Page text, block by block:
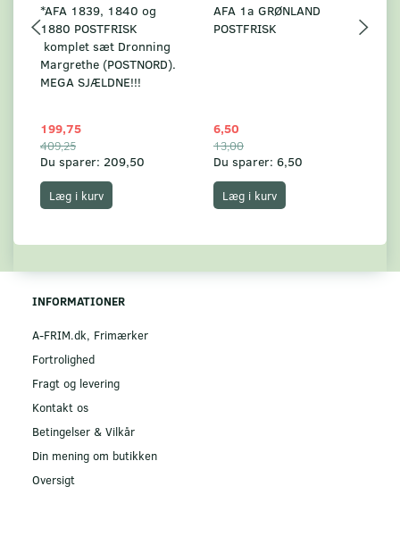
*AFA 1839, 1840 og
1880 POSTFRISK
komplet sæt Dronning
Margrethe (POSTNORD).
MEGA SJÆLDNE!!!
199,75
409,25
Du sparer: 209,50
Læg i kurv
AFA 1a GRØNLAND
POSTFRISK
6,50
13,00
Du sparer: 6,50
Læg i kurv
INFORMATIONER
A-FRIM.dk, Frimærker
Fortrolighed
Fragt og levering
Kontakt os
Betingelser & Vilkår
Din mening om butikken
Oversigt